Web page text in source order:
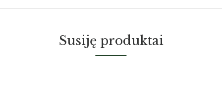
Susiję produktai